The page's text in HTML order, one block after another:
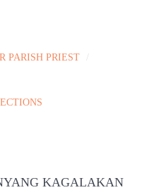
PARISH PRIEST
KAGALAKAN